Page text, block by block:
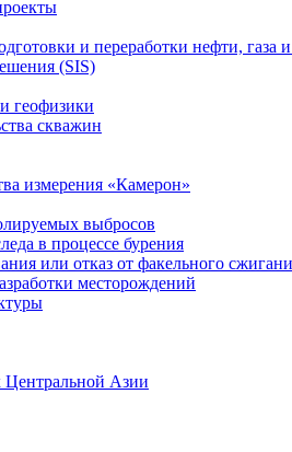
и переработки нефти, газа
(SIS)
геофизики
скважин
измерения «Камерон»
выбросов
в процессе бурения
или отказ от факельного
месторождений
Азии